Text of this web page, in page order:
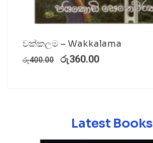
වක්කලම – Wakkalama
රු400.00 රු360.00
Latest Books